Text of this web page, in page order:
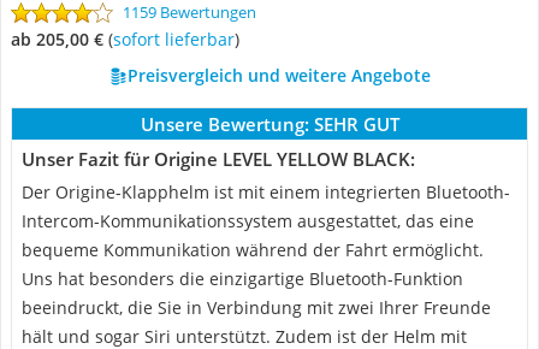
1159 Bewertungen
ab 205,00 € ( Sofort lieferbar)
Preisvergleich und weitere Angebote
Unsere Bewertung: SEHR GUT
Unser Fazit für Origine LEVEL YELLOW BLACK:
Der Origine-Klapphelm ist mit einem integrierten Bluetooth-
Intercom-Kommunikationssystem ausgestattet, das eine
bequeme Kommunikation während der Fahrt ermöglicht.
Uns hat besonders die einzigartige Bluetooth-Funktion
beeindruckt, die Sie in Verbindung mit zwei Ihrer Freunde
hält und sogar Siri unterstützt. Zudem ist der Helm mit